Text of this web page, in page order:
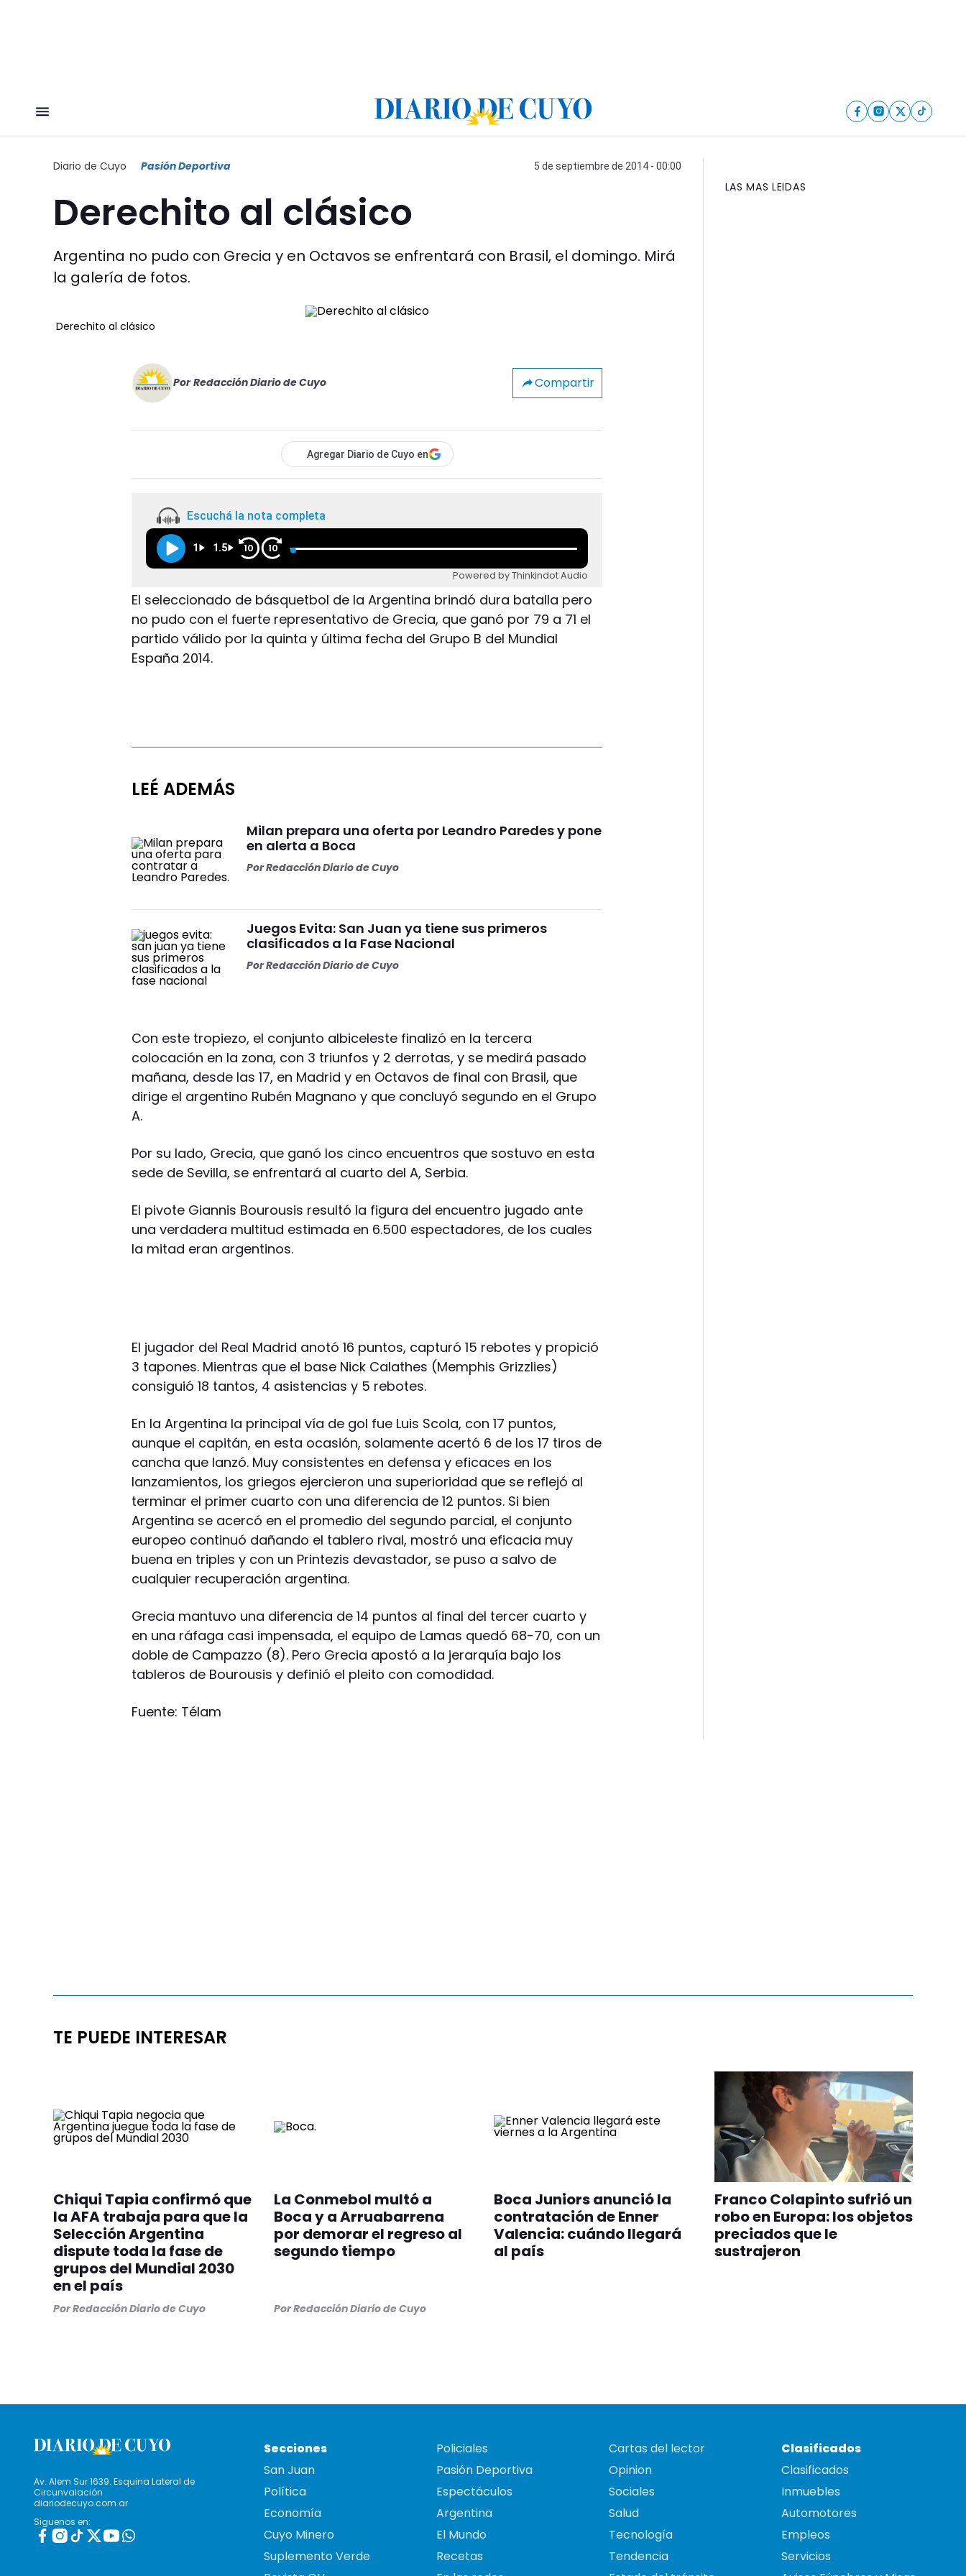
Diario de Cuyo Pasión Deportiva 5 de septiembre de 2014 - 00:00
Derechito al clásico
Argentina no pudo con Grecia y en Octavos se enfrentará con Brasil, el domingo. Mirá
la galería de fotos.
Derechito al clásico
Por Redacción Diario de Cuyo Compartir
Agregar Diario de Cuyo en
Escuchá la nota completa
1 1.5 10 10
Powered by Thinkindot Audio
El seleccionado de básquetbol de la Argentina brindó dura batalla pero
no pudo con el fuerte representativo de Grecia, que ganó por 79 a 71 el
partido válido por la quinta y última fecha del Grupo B del Mundial
España 2014.
LEÉ ADEMÁS
Milan prepara una oferta por Leandro Paredes y pone
en alerta a Boca
PorRedacción Diario de Cuyo
Juegos Evita: San Juan ya tiene sus primeros
clasificados a la Fase Nacional
PorRedacción Diario de Cuyo
Con este tropiezo, el conjunto albiceleste finalizó en la tercera
colocación en la zona, con 3 triunfos y 2 derrotas, y se medirá pasado
mañana, desde las 17, en Madrid y en Octavos de final con Brasil, que
dirige el argentino Rubén Magnano y que concluyó segundo en el Grupo
A.
Por su lado, Grecia, que ganó los cinco encuentros que sostuvo en esta
sede de Sevilla, se enfrentará al cuarto del A, Serbia.
El pivote Giannis Bourousis resultó la figura del encuentro jugado ante
una verdadera multitud estimada en 6.500 espectadores, de los cuales
la mitad eran argentinos.
El jugador del Real Madrid anotó 16 puntos, capturó 15 rebotes y propició
3 tapones. Mientras que el base Nick Calathes (Memphis Grizzlies)
consiguió 18 tantos, 4 asistencias y 5 rebotes.
En la Argentina la principal vía de gol fue Luis Scola, con 17 puntos,
aunque el capitán, en esta ocasión, solamente acertó 6 de los 17 tiros de
cancha que lanzó. Muy consistentes en defensa y eficaces en los
lanzamientos, los griegos ejercieron una superioridad que se reflejó al
terminar el primer cuarto con una diferencia de 12 puntos. Si bien
Argentina se acercó en el promedio del segundo parcial, el conjunto
europeo continuó dañando el tablero rival, mostró una eficacia muy
buena en triples y con un Printezis devastador, se puso a salvo de
cualquier recuperación argentina.
Grecia mantuvo una diferencia de 14 puntos al final del tercer cuarto y
en una ráfaga casi impensada, el equipo de Lamas quedó 68-70, con un
doble de Campazzo (8). Pero Grecia apostó a la jerarquía bajo los
tableros de Bourousis y definió el pleito con comodidad.
Fuente: Télam
LAS MAS LEIDAS
TE PUEDE INTERESAR
Chiqui Tapia confirmó que
la AFA trabaja para que la
Selección Argentina
dispute toda la fase de
grupos del Mundial 2030
en el país
PorRedacción Diario de Cuyo
La Conmebol multó a
Boca y a Arruabarrena
por demorar el regreso al
segundo tiempo
PorRedacción Diario de Cuyo
Boca Juniors anunció la
contratación de Enner
Valencia: cuándo llegará
al país
Franco Colapinto sufrió un
robo en Europa: los objetos
preciados que le
sustrajeron
Av. Alem Sur 1639. Esquina Lateral de
Circunvalación
diariodecuyo.com.ar
Siguenos en:
Secciones
San Juan
Política
Economía
Cuyo Minero
Suplemento Verde
Policiales
Pasión Deportiva
Espectáculos
Argentina
El Mundo
Recetas
Cartas del lector
Opinion
Sociales
Salud
Tecnología
Tendencia
Clasificados
Clasificados
Inmuebles
Automotores
Empleos
Servicios